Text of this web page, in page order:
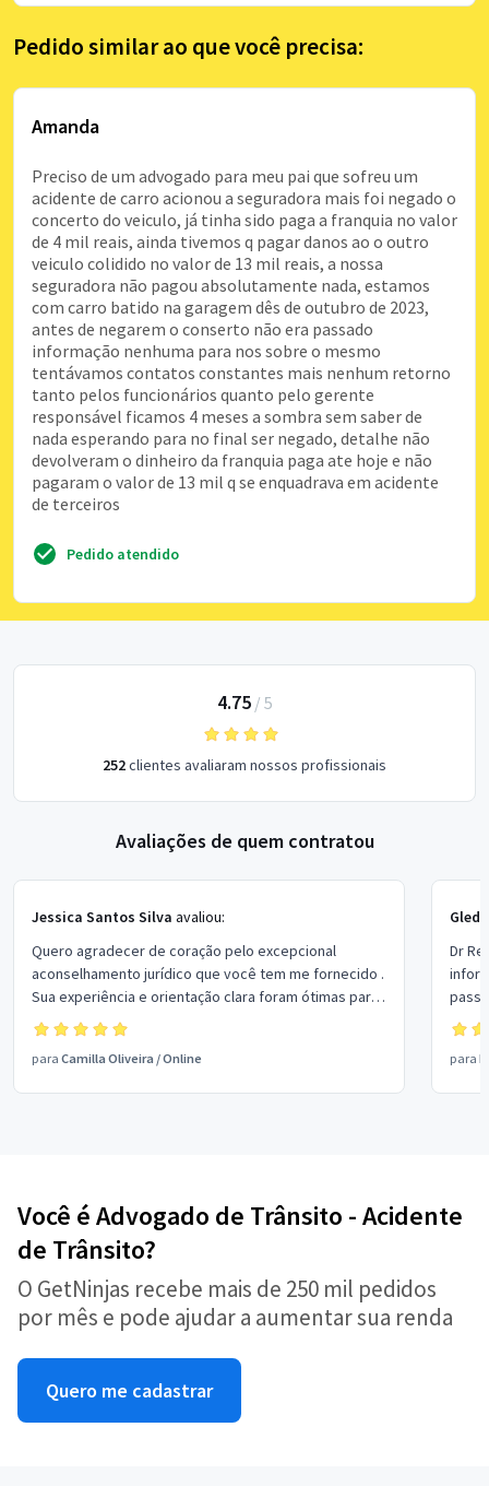
Pedido similar ao que você precisa:
Amanda
Preciso de um advogado para meu pai que sofreu um
acidente de carro acionou a seguradora mais foi negado o
concerto do veiculo, já tinha sido paga a franquia no valor
de 4 mil reais, ainda tivemos q pagar danos ao o outro
veiculo colidido no valor de 13 mil reais, a nossa
seguradora não pagou absolutamente nada, estamos
com carro batido na garagem dês de outubro de 2023,
antes de negarem o conserto não era passado
informação nenhuma para nos sobre o mesmo
tentávamos contatos constantes mais nenhum retorno
tanto pelos funcionários quanto pelo gerente
responsável ficamos 4 meses a sombra sem saber de
nada esperando para no final ser negado, detalhe não
devolveram o dinheiro da franquia paga ate hoje e não
pagaram o valor de 13 mil q se enquadrava em acidente
de terceiros
Pedido atendido
4.75/ 5
252clientes avaliaram nossos profissionais
Avaliações de quem contratou
Jessica Santos Silva avaliou:
Quero agradecer de coração pelo excepcional
aconselhamento jurídico que você tem me fornecido .
Sua experiência e orientação clara foram ótimas para
o meu entendimento. Seu profissionalismo e atenção
imediata aos detalhes aliviaram muito minhas
preocupações, e agradeço sinceramente seu apoio
durante esse processo. Obrigado mais uma vez pela
para Camilla Oliveira /Online
Dr
para
Você é Advogado de Trânsito - Acidente
de Trânsito?
O GetNinjas recebe mais de 250 mil pedidos
por mês e pode ajudar a aumentar sua renda
Quero me cadastrar